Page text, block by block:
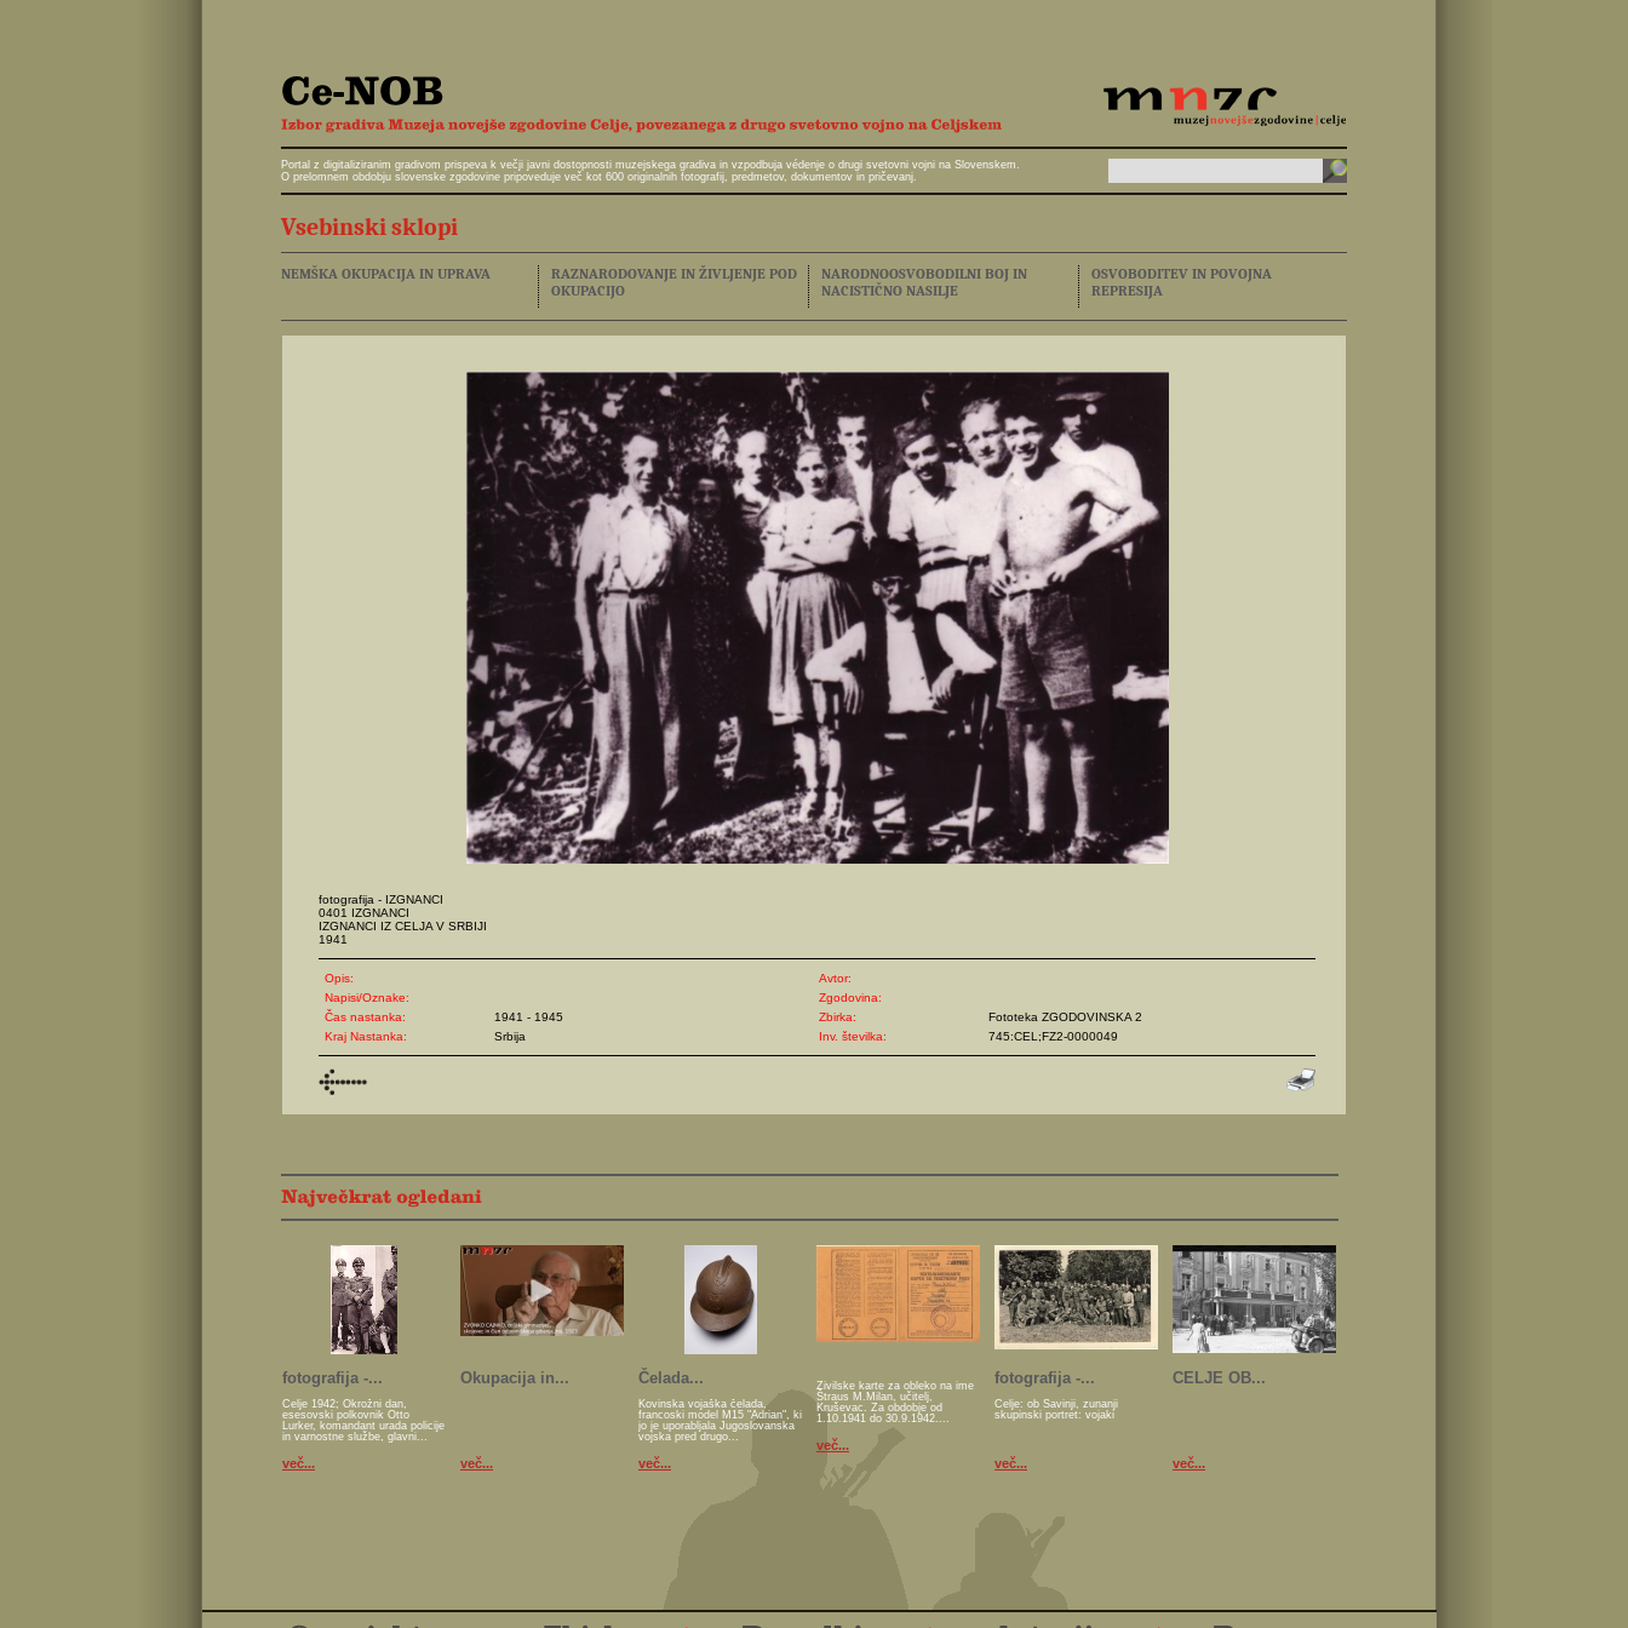
Portal z digitaliziranim gradivom prispeva k večji javni dostopnosti muzejskega gradiva in vzpodbuja védenje o drugi svetovni vojni na Slovenskem.
O prelomnem obdobju slovenske zgodovine pripoveduje več kot 600 originalnih fotografij, predmetov, dokumentov in pričevanj.
Vsebinski sklopi
NEMŠKA OKUPACIJA IN UPRAVA
RAZNARODOVANJE IN ŽIVLJENJE POD
OKUPACIJO
NARODNOOSVOBODILNI BOJ IN
NACISTIČNO NASILJE
OSVOBODITEV IN POVOJNA
REPRESIJA
fotografija - IZGNANCI
0401 IZGNANCI
IZGNANCI IZ CELJA V SRBIJI
1941
Opis:
Avtor:
Napisi/Oznake:
Zgodovina:
Čas nastanka:
1941 - 1945 Zbirka:
Fototeka ZGODOVINSKA 2
Kraj Nastanka:
Srbija Inv. številka: 745:CEL;FZ2-0000049
fotografija -...
Celje 1942; Okrožni dan,
esesovski polkovnik Otto
Lurker, komandant urada policije
in varnostne službe, glavni...
več...
Okupacija in...
več...
Čelada...
Kovinska vojaška čelada,
francoski model M15 "Adrian", ki
jo je uporabljala Jugoslovanska
vojska pred drugo...
več...
Živilske karte za obleko na ime
Štraus M.Milan, učitelj,
Kruševac. Za obdobje od
1.10.1941 do 30.9.1942....
več...
fotografija -...
Celje: ob Savinji, zunanji
skupinski portret: vojaki
več...
CELJE OB...
več...